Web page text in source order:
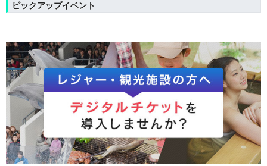
ピックアップイベント